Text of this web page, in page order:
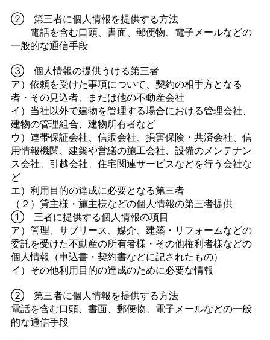
② 第三者に個人情報を提供する方法
電話を含む口頭、書面、郵便物、電子メールなどの
一般的な通信手段
③ 個人情報の提供うける第三者
ア）依頼を受けた事項について、契約の相手方となる
者・その見込者、または他の不動産会社
イ）当社以外で建物を管理する場合における管理会社、
建物の管理組合、建物所有者など
ウ）連帯保証会社、信販会社、損害保険・共済会社、信
用情報機関、建築や営繕の施工会社、設備のメンテナン
ス会社、引越会社、住宅関連サービスなどを行う会社な
ど
エ）利用目的の達成に必要となる第三者
（２）貸主様・施主様などの個人情報の第三者提供
① 三者に提供する個人情報の項目
ア）管理、サブリース、媒介、建築・リフォームなどの
委託を受けた不動産の所有者様・その他権利者様などの
個人情報（申込書・契約書などに記されたもの）
イ）その他利用目的の達成のために必要な情報
② 第三者に個人情報を提供する方法
電話を含む口頭、書面、郵便物、電子メールなどの一般
的な通信手段